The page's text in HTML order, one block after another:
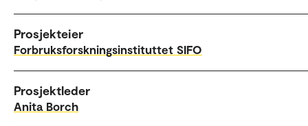
Prosjekteier
Forbruksforskningsinstituttet SIFO
Prosjektleder
Anita Borch